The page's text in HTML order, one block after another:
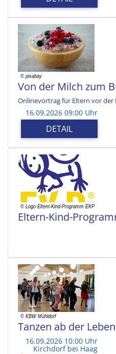
Von der Milch zum
Onlinevortrag für Eltern vor der
16.09.2026 09:00 Uhr
DETAIL
Eltern-Kind-
Tanzen ab der
16.09.2026 10:00 Uhr
Kirchdorf bei Haag